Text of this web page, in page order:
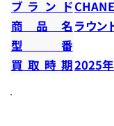
ブランド
商品名 ラウン
型番
買取時期2025